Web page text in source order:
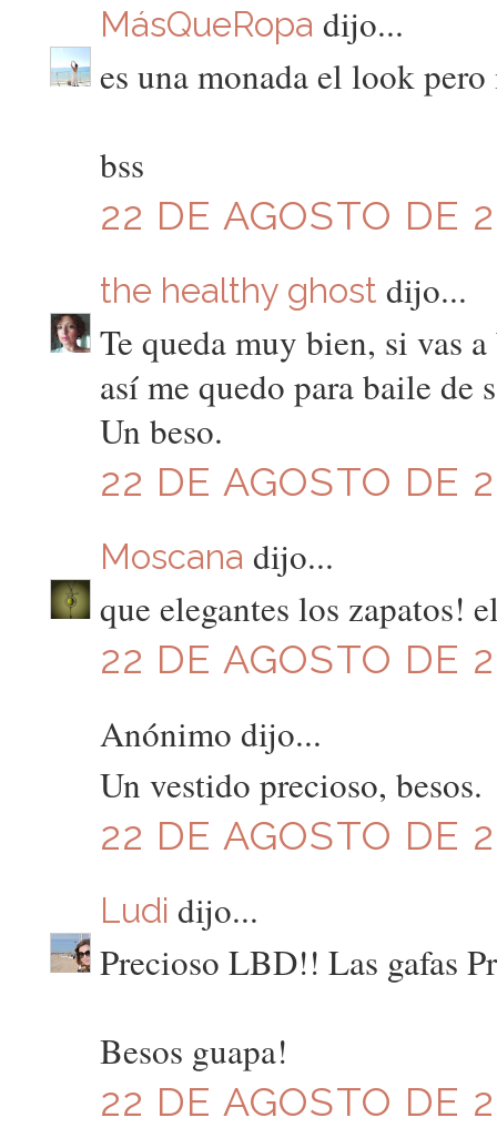
MásQueRopa dijo...
es una monada el look
bss
22 DE AGOSTO DE
the healthy ghost dijo...
Te queda muy bien, si vas
así me quedo para baile de
Un beso.
22 DE AGOSTO DE
Moscana dijo...
que elegantes los zapatos!
22 DE AGOSTO DE
Anónimo dijo...
Un vestido precioso, besos.
22 DE AGOSTO DE
Ludi dijo...
Precioso LBD!! Las gafas
Besos guapa!
22 DE AGOSTO DE